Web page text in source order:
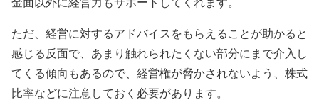
ただ、経営に対するアドバイスをもらえることが助かると
感じる反面で、あまり触れられたくない部分にまで介入し
てくる傾向もあるので、経営権が脅かされないよう、 株式
比率などに注意しておく必要があります。